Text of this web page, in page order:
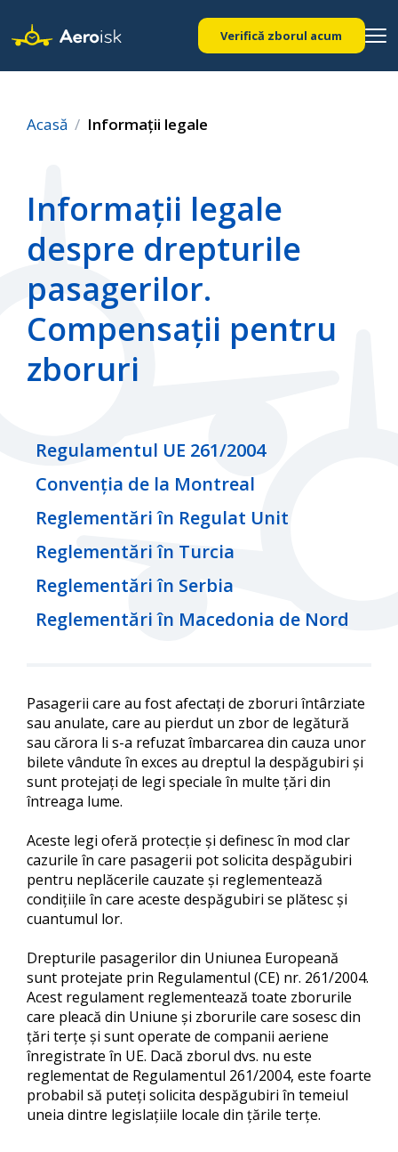
Verifică zborul acum
Acasă Informații legale
Informații legale
despre drepturile
pasagerilor.
Compensații pentru
zboruri
Regulamentul UE 261/2004
Convenția de la Montreal
Reglementări în Regulat Unit
Reglementări în Turcia
Reglementări în Serbia
Reglementări în Macedonia de Nord
Pasagerii care au fost afectați de zboruri întârziate
sau anulate, care au pierdut un zbor de legătură
sau cărora li s-a refuzat îmbarcarea din cauza unor
bilete vândute în exces au dreptul la despăgubiri și
sunt protejați de legi speciale în multe țări din
întreaga lume.
Aceste legi oferă protecție și definesc în mod clar
cazurile în care pasagerii pot solicita despăgubiri
pentru neplăcerile cauzate și reglementează
condițiile în care aceste despăgubiri se plătesc și
cuantumul lor.
Drepturile pasagerilor din Uniunea Europeană
sunt protejate prin Regulamentul (CE) nr. 261/2004.
Acest regulament reglementează toate zborurile
care pleacă din Uniune și zborurile care sosesc din
țări terțe și sunt operate de companii aeriene
înregistrate în UE. Dacă zborul dvs. nu este
reglementat de Regulamentul 261/2004, este foarte
probabil să puteți solicita despăgubiri în temeiul
uneia dintre legislațiile locale din țările terțe.